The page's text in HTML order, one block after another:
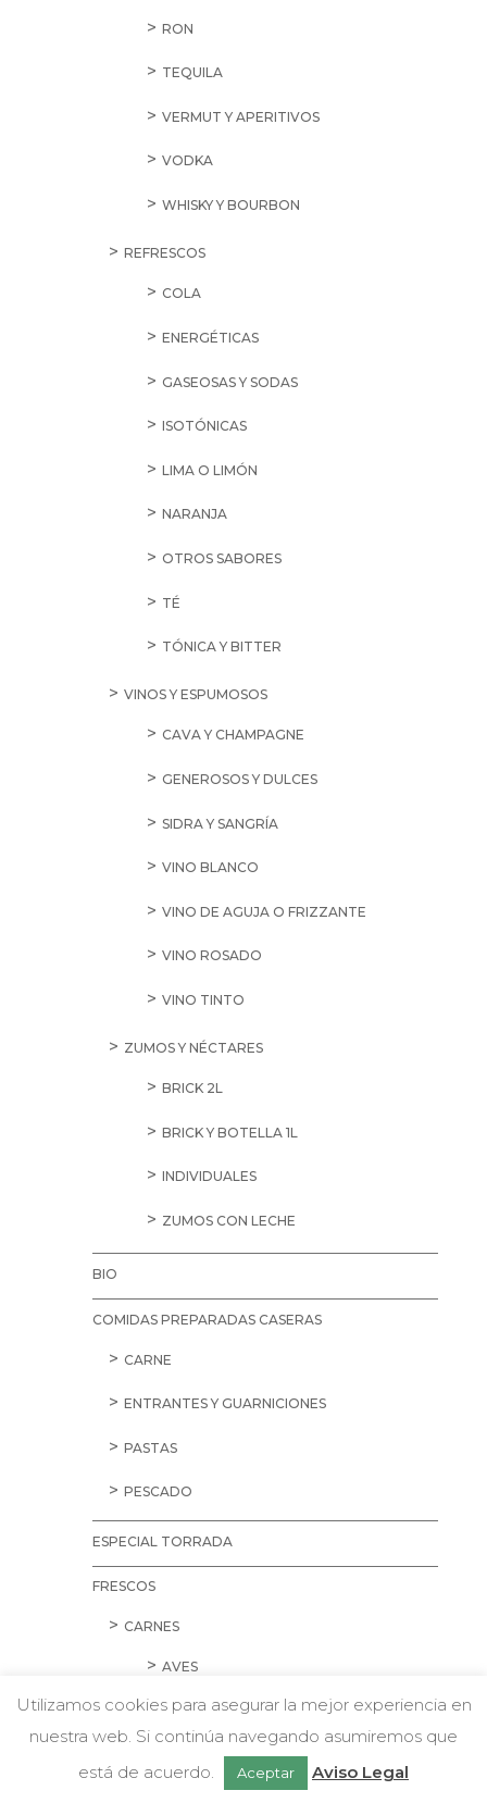
RON
TEQUILA
VERMUT Y APERITIVOS
VODKA
WHISKY Y BOURBON
REFRESCOS
COLA
ENERGÉTICAS
GASEOSAS Y SODAS
ISOTÓNICAS
LIMA O LIMÓN
NARANJA
OTROS SABORES
TÉ
TÓNICA Y BITTER
VINOS Y ESPUMOSOS
CAVA Y CHAMPAGNE
GENEROSOS Y DULCES
SIDRA Y SANGRÍA
VINO BLANCO
VINO DE AGUJA O FRIZZANTE
VINO ROSADO
VINO TINTO
ZUMOS Y NÉCTARES
BRICK 2L
BRICK Y BOTELLA 1L
INDIVIDUALES
ZUMOS CON LECHE
BIO
COMIDAS PREPARADAS CASERAS
CARNE
ENTRANTES Y GUARNICIONES
PASTAS
PESCADO
ESPECIAL TORRADA
FRESCOS
CARNES
AVES
CARNE PICADA
w Chatea con nosotros
Utilizamos cookies para asegurar la mejor experiencia en
nuestra web. Si continúa navegando asumiremos que
está de acuerdo.
Aceptar Aviso Legal